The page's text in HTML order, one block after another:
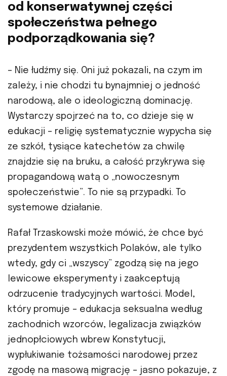
od konserwatywnej części
społeczeństwa pełnego
podporządkowania się?
– Nie łudźmy się. Oni już pokazali, na czym im
zależy, i nie chodzi tu bynajmniej o jedność
narodową, ale o ideologiczną dominację.
Wystarczy spojrzeć na to, co dzieje się w
edukacji – religię systematycznie wypycha się
ze szkół, tysiące katechetów za chwilę
znajdzie się na bruku, a całość przykrywa się
propagandową watą o „nowoczesnym
społeczeństwie”. To nie są przypadki. To
systemowe działanie.
Rafał Trzaskowski może mówić, że chce być
prezydentem wszystkich Polaków, ale tylko
wtedy, gdy ci „wszyscy” zgodzą się na jego
lewicowe eksperymenty i zaakceptują
odrzucenie tradycyjnych wartości. Model,
który promuje – edukacja seksualna według
zachodnich wzorców, legalizacja związków
jednopłciowych wbrew Konstytucji,
wypłukiwanie tożsamości narodowej przez
zgodę na masową migrację – jasno pokazuje, z